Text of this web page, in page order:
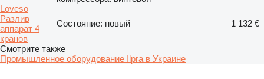
Loveso
Разлив
аппарат 4
кранов
Состояние: новый 1 132 €
Смотрите также
Промышленное оборудование Ilpra в Украине